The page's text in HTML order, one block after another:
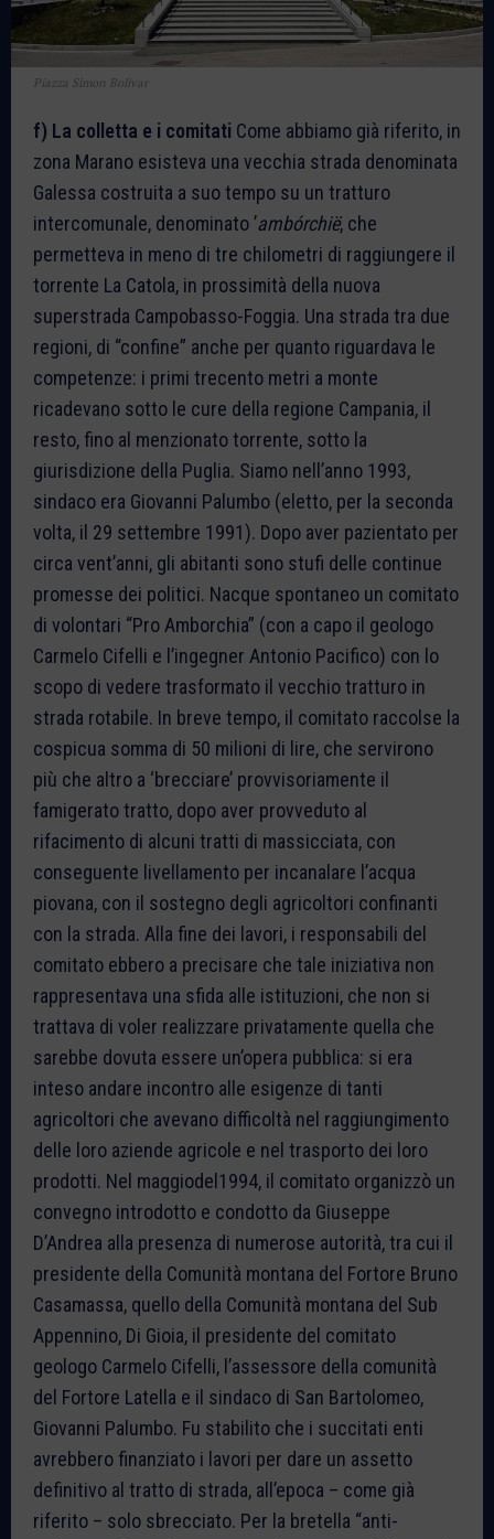
Piazza Simon Bolivar
f) La colletta e i comitati Come abbiamo già riferito, in
zona Marano esisteva una vecchia strada denominata
Galessa costruita a suo tempo su un tratturo
intercomunale, denominato ʼambórchië, che
permetteva in meno di tre chilometri di raggiungere il
torrente La Catola, in prossimità della nuova
superstrada Campobasso-Foggia. Una strada tra due
regioni, di “confine” anche per quanto riguardava le
competenze: i primi trecento metri a monte
ricadevano sotto le cure della regione Campania, il
resto, fino al menzionato torrente, sotto la
giurisdizione della Puglia. Siamo nell’anno 1993,
sindaco era Giovanni Palumbo (eletto, per la seconda
volta, il 29 settembre 1991). Dopo aver pazientato per
circa vent’anni, gli abitanti sono stufi delle continue
promesse dei politici. Nacque spontaneo un comitato
di volontari “Pro Amborchia” (con a capo il geologo
Carmelo Cifelli e l’ingegner Antonio Pacifico) con lo
scopo di vedere trasformato il vecchio tratturo in
strada rotabile. In breve tempo, il comitato raccolse la
cospicua somma di 50 milioni di lire, che servirono
più che altro a ‘brecciare’ provvisoriamente il
famigerato tratto, dopo aver provveduto al
rifacimento di alcuni tratti di massicciata, con
conseguente livellamento per incanalare l’acqua
piovana, con il sostegno degli agricoltori confinanti
con la strada. Alla fine dei lavori, i responsabili del
comitato ebbero a precisare che tale iniziativa non
rappresentava una sfida alle istituzioni, che non si
trattava di voler realizzare privatamente quella che
sarebbe dovuta essere un’opera pubblica: si era
inteso andare incontro alle esigenze di tanti
agricoltori che avevano difficoltà nel raggiungimento
delle loro aziende agricole e nel trasporto dei loro
prodotti. Nel maggiodel1994, il comitato organizzò un
convegno introdotto e condotto da Giuseppe
D’Andrea alla presenza di numerose autorità, tra cui il
presidente della Comunità montana del Fortore Bruno
Casamassa, quello della Comunità montana del Sub
Appennino, Di Gioia, il presidente del comitato
geologo Carmelo Cifelli, l’assessore della comunità
del Fortore Latella e il sindaco di San Bartolomeo,
Giovanni Palumbo. Fu stabilito che i succitati enti
avrebbero finanziato i lavori per dare un assetto
definitivo al tratto di strada, all’epoca – come già
riferito – solo sbrecciato. Per la bretella “anti-